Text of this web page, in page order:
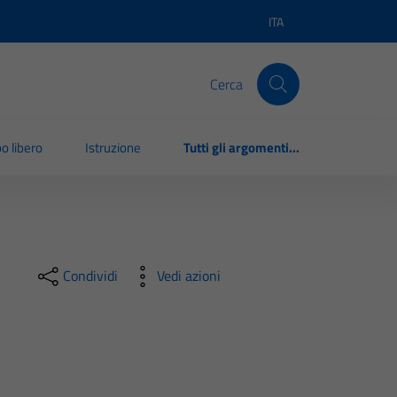
Lingua attiva:
ITA
Cerca
libero Istruzione Tutti gli argomenti...
Condividi Vedi azioni